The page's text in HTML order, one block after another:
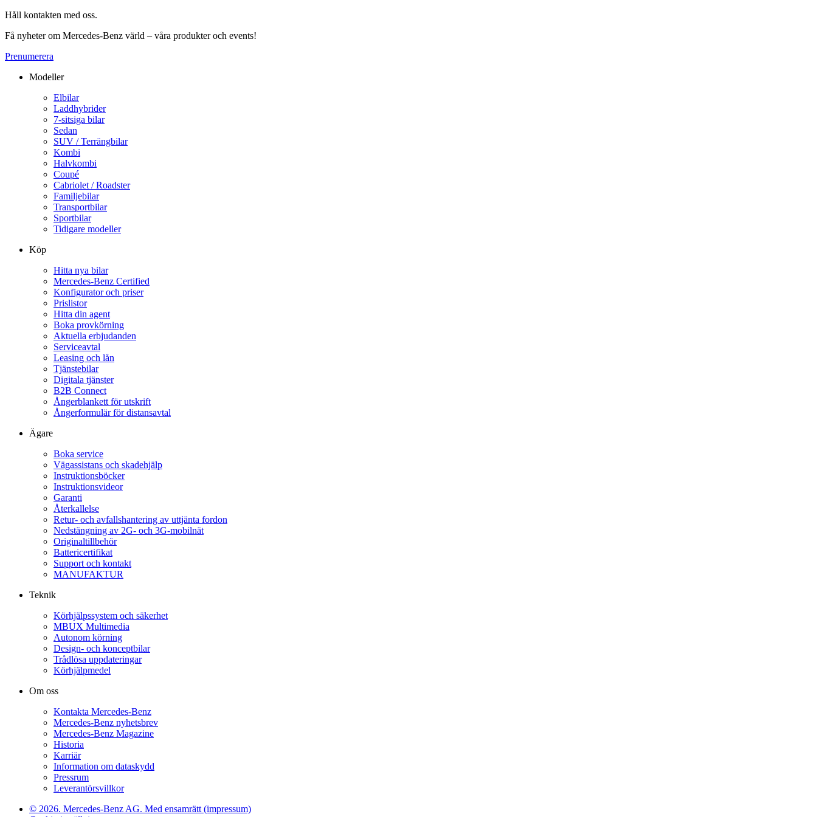
Håll kontakten med oss.
Få nyheter om Mercedes-Benz värld – våra produkter och events!
Prenumerera
Modeller
Elbilar
Laddhybrider
7-sitsiga bilar
Sedan
SUV / Terrängbilar
Kombi
Halvkombi
Coupé
Cabriolet / Roadster
Familjebilar
Transportbilar
Sportbilar
Tidigare modeller
Köp
Hitta nya bilar
Mercedes-Benz Certified
Konfigurator och priser
Prislistor
Hitta din agent
Boka provkörning
Aktuella erbjudanden
Serviceavtal
Leasing och lån
Tjänstebilar
Digitala tjänster
B2B Connect
Ångerblankett för utskrift
Ångerformulär för distansavtal
Ägare
Boka service
Vägassistans och skadehjälp
Instruktionsböcker
Instruktionsvideor
Garanti
Återkallelse
Retur- och avfallshantering av uttjänta fordon
Nedstängning av 2G- och 3G-mobilnät
Originaltillbehör
Battericertifikat
Support och kontakt
MANUFAKTUR
Teknik
Körhjälpssystem och säkerhet
MBUX Multimedia
Autonom körning
Design- och konceptbilar
Trådlösa uppdateringar
Körhjälpmedel
Om oss
Kontakta Mercedes-Benz
Mercedes-Benz nyhetsbrev
Mercedes-Benz Magazine
Historia
Karriär
Information om dataskydd
Pressrum
Leverantörsvillkor
© 2026. Mercedes-Benz AG. Med ensamrätt (impressum)